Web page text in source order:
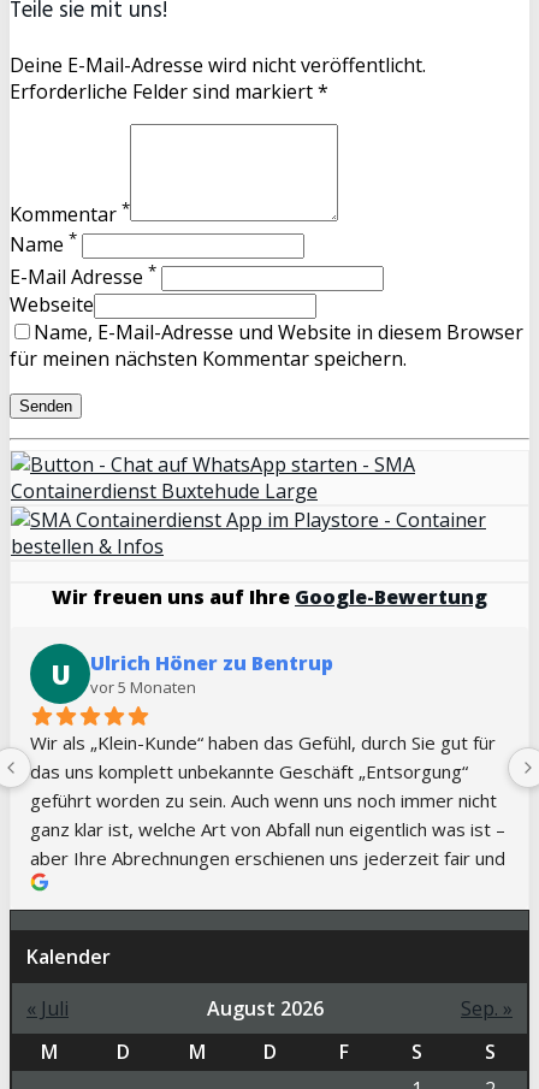
Teile sie mit uns!
Deine E-Mail-Adresse wird nicht veröffentlicht.
Erforderliche Felder sind markiert *
Kommentar *
Name *
E-Mail Adresse *
Webseite
Name, E-Mail-Adresse und Website in diesem Browser
für meinen nächsten Kommentar speichern.
Wir freuen uns auf Ihre Google-Bewertung
J Jennifer Kilian
vor 5 Monaten
Sehr guter Service, immer kurzfristig und flexibel. Vielen
Dank!
Kalender
« Juli
August 2026
Sep. »
M
D M D F S
S